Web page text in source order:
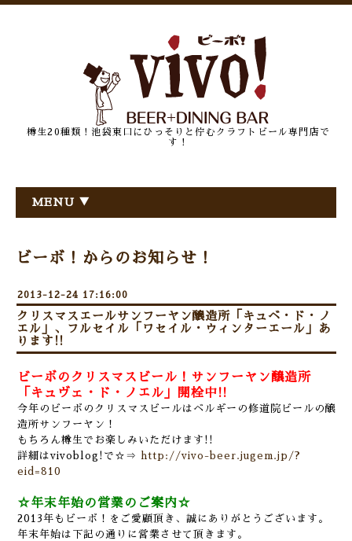
樽生20種類！池袋東口にひっそりと佇むクラフトビール専門店で
す！
MENU ▼
ビーボ！からのお知らせ！
2013-12-24 17:16:00
クリスマスエールサンフーヤン醸造所「キュベ・ド・ノ
エル」、フルセイル「ワセイル・ウィンターエール」あ
ります!!
ビーボのクリスマスビール！サンフーヤン醸造所
「キュヴェ・ド・ノエル」開栓中!!
今年のビーボのクリスマスビールはベルギーの修道院ビールの醸
造所サンフーヤン！
もちろん樽生でお楽しみいただけます!!
詳細はvivoblog!で☆⇒
http://vivo-beer.jugem.jp/?
eid=810
☆年末年始の営業のご案内☆
2013年もビーボ！をご愛顧頂き、誠にありがとうございます。
年末年始は下記の通りに営業させて頂きます。